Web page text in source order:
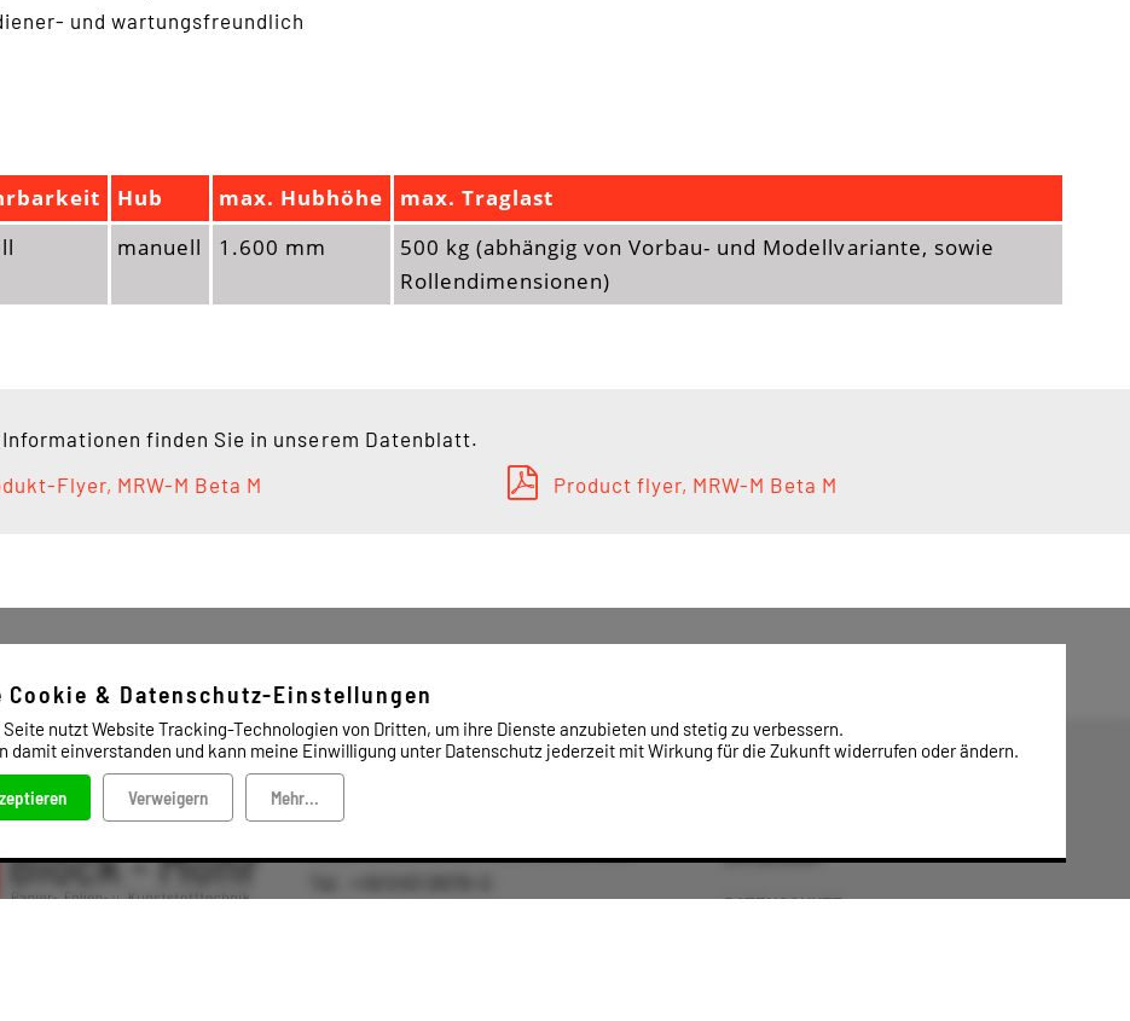
und wartungsfreundlich
Hub max. Hubhöhe
max. Traglast
manuell 1.600 mm
500 kg (abhängig von Vorbau- und Modellvariante, sowie
Rollendimensionen)
finden Sie in unserem Datenblatt.
Flyer, MRW-M Beta M
Product flyer, MRW-M Beta M
IMPRESSUM
DATENSCHUTZ
Cookie & Datenschutz-Einstellungen
Seite nutzt Website Tracking-Technologien von Dritten, um ihre Dienste anzubieten und stetig zu verbessern.
damit einverstanden und kann meine Einwilligung unter Datenschutz jederzeit mit Wirkung für die Zukunft widerrufen oder ändern.
Verweigern Mehr...